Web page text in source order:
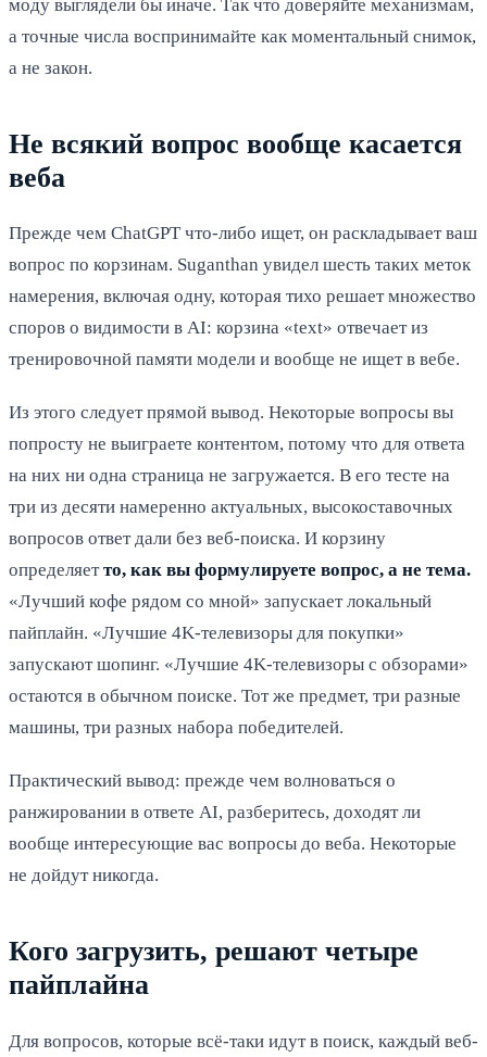
моду выглядели бы иначе. Так что доверяйте механизмам,
а точные числа воспринимайте как моментальный снимок,
а не закон.
Не всякий вопрос вообще касается
веба
Прежде чем ChatGPT что-либо ищет, он раскладывает ваш
вопрос по корзинам. Suganthan увидел шесть таких меток
намерения, включая одну, которая тихо решает множество
споров о видимости в AI: корзина «text» отвечает из
тренировочной памяти модели и вообще не ищет в вебе.
Из этого следует прямой вывод. Некоторые вопросы вы
попросту не выиграете контентом, потому что для ответа
на них ни одна страница не загружается. В его тесте на
три из десяти намеренно актуальных, высокоставочных
вопросов ответ дали без веб-поиска. И корзину
определяетто, как вы формулируете вопрос, а не тема.
«Лучший кофе рядом со мной» запускает локальный
пайплайн. «Лучшие 4K-телевизоры для покупки»
запускают шопинг. «Лучшие 4K-телевизоры с обзорами»
остаются в обычном поиске. Тот же предмет, три разные
машины, три разных набора победителей.
Практический вывод: прежде чем волноваться о
ранжировании в ответе AI, разберитесь, доходят ли
вообще интересующие вас вопросы до веба. Некоторые
не дойдут никогда.
Кого загрузить, решают четыре
пайплайна
Для вопросов, которые всё-таки идут в поиск, каждый веб-